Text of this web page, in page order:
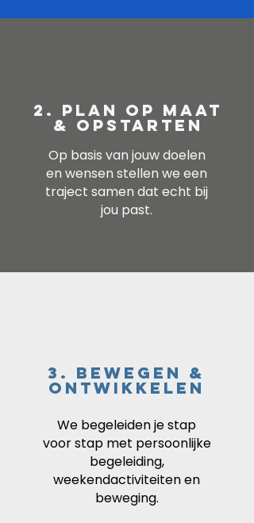
2. Plan op maat
& Opstarten
Op basis van jouw doelen
en wensen stellen we een
traject samen dat echt bij
jou past.
3. Bewegen &
ontwikkelen
We begeleiden je stap
voor stap met persoonlijke
begeleiding,
weekendactiviteiten en
beweging.